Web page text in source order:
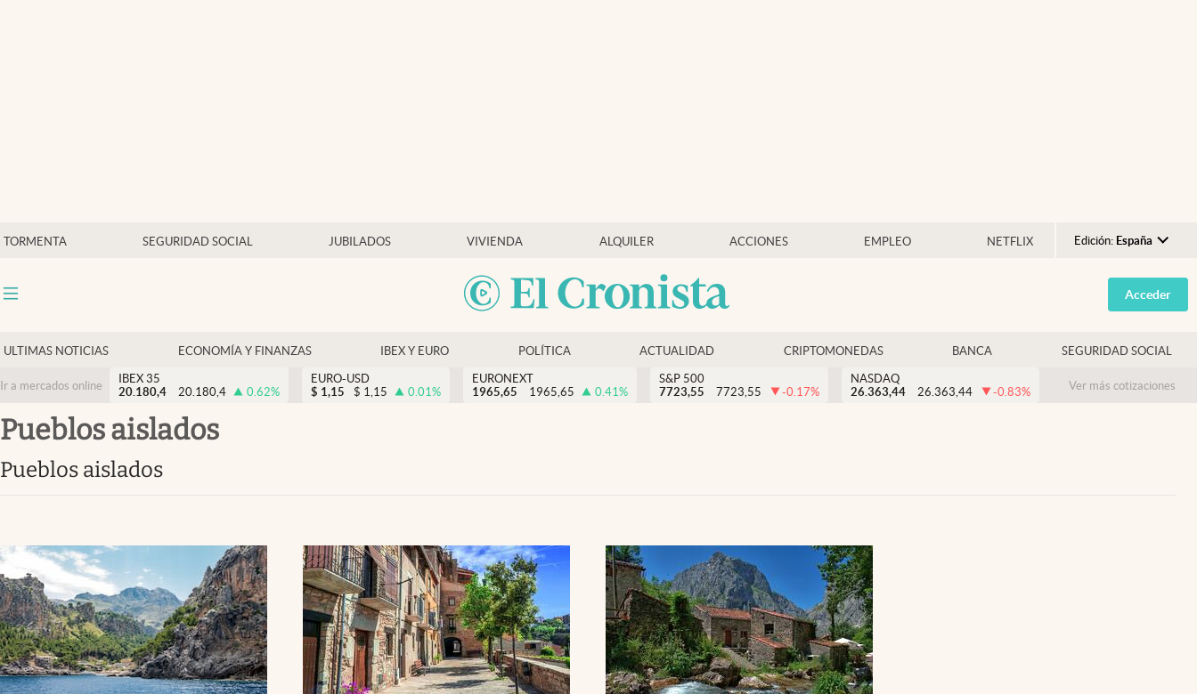
TORMENTA SEGURIDAD SOCIAL JUBILADOS VIVIENDA ALQUILER ACCIONES EMPLEO NETFLIX Edición: España
Argentina
España
USA
Colombia
Acceder
ULTIMAS NOTICIAS ECONOMÍA Y FINANZAS IBEX Y EURO POLÍTICA ACTUALIDAD CRIPTOMONEDAS BANCA SEGURIDAD SOCIAL
Ir a mercados online
IBEX 35
20.180,4
20.180,4 0.62%
EURO-USD
$ 1,15 $ 1,15 0.01%
EURONEXT
1965,65
1965,65 0.41%
S&P 500
7723,55
7723,55 -0.17%
NASDAQ
26.363,44
26.363,44 -0.83% Ver más cotizaciones
pueblos aislados
pueblos aislados